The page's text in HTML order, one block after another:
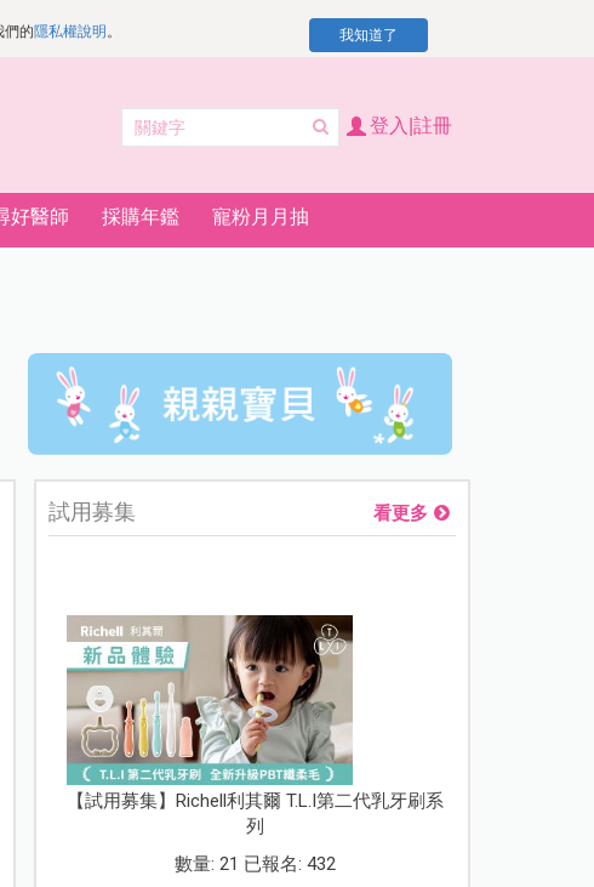
們的隱私權說明 。 我知道了
登入|註冊
好醫師 採購年鑑 寵粉月月抽
試用募集 看更多
【試用募集】Richell利其爾 T.L.I第二代乳牙刷系
列
數量: 21 已報名: 432